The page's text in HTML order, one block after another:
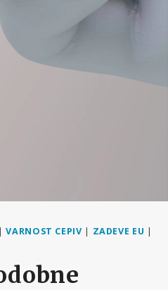
|VARNOST CEPIV | ZADEVE EU |